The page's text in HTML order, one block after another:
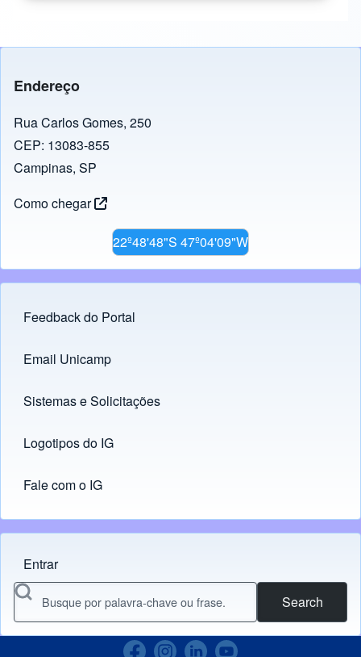
Endereço
Rua Carlos Gomes, 250
CEP: 13083-855
Campinas, SP
Como chegar
22º48'48"S 47º04'09"W
Footer menu
Feedback do Portal
Links
Email Unicamp
(opens in new tab)
Sistemas e Solicitações
(opens in new tab)
Logotipos do IG
(opens in new tab)
Fale com o IG
Menu do usuário
Entrar
Search